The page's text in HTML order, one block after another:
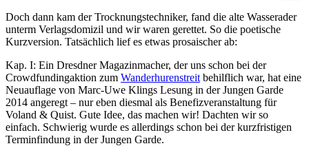
Doch dann kam der Trocknungstechniker, fand die alte Wasserader
unterm Verlagsdomizil und wir waren gerettet. So die poetische
Kurzversion. Tatsächlich lief es etwas prosaischer ab:
Kap. I: Ein Dresdner Magazinmacher, der uns schon bei der
Crowdfundingaktion zum Wanderhurenstreit behilflich war, hat eine
Neuauflage von Marc-Uwe Klings Lesung in der Jungen Garde
2014 angeregt – nur eben diesmal als Benefizveranstaltung für
Voland & Quist. Gute Idee, das machen wir! Dachten wir so
einfach. Schwierig wurde es allerdings schon bei der kurzfristigen
Terminfindung in der Jungen Garde.